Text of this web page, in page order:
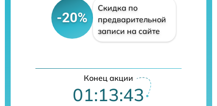
-20%
Скидка по
предварительной
записи на сайте
Конец акции
01:13:42